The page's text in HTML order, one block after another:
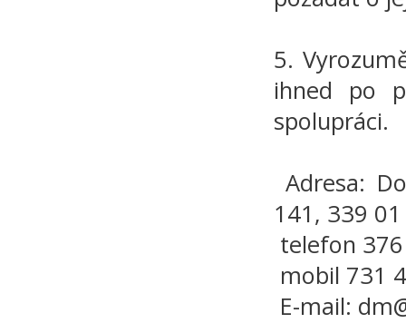
5.
ihned po
spolupráci.
Adresa:
141, 339
telefon
mobil 731
E-mail: